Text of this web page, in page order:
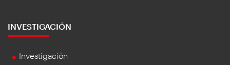
INVESTIGACIÓN
Investigación